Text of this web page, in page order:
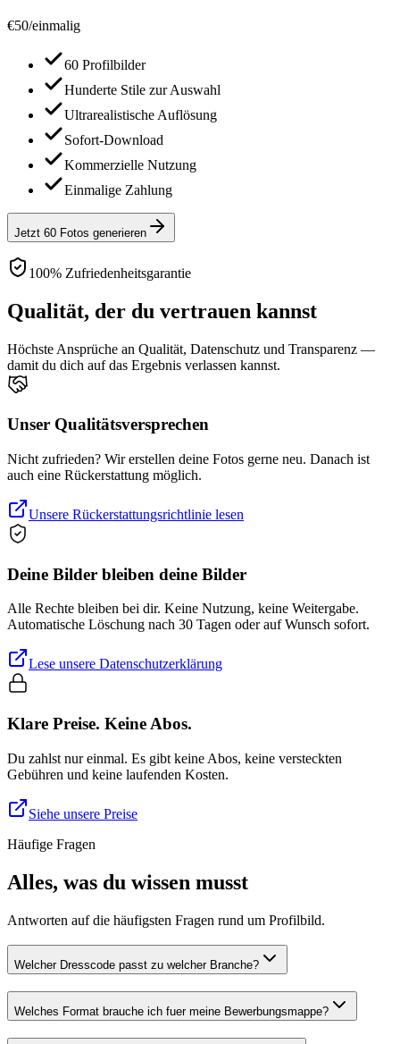
€50/einmalig
60 Profilbilder
Hunderte Stile zur Auswahl
Ultrarealistische Auflösung
Sofort-Download
Kommerzielle Nutzung
Einmalige Zahlung
Jetzt 60 Fotos generieren
100% Zufriedenheitsgarantie
Qualität, der du vertrauen kannst
Höchste Ansprüche an Qualität, Datenschutz und Transparenz —
damit du dich auf das Ergebnis verlassen kannst.
Unser Qualitätsversprechen
Nicht zufrieden? Wir erstellen deine Fotos gerne neu. Danach ist
auch eine Rückerstattung möglich.
Unsere Rückerstattungsrichtlinie lesen
Deine Bilder bleiben deine Bilder
Alle Rechte bleiben bei dir. Keine Nutzung, keine Weitergabe.
Automatische Löschung nach 30 Tagen oder auf Wunsch sofort.
Lese unsere Datenschutzerklärung
Klare Preise. Keine Abos.
Du zahlst nur einmal. Es gibt keine Abos, keine versteckten
Gebühren und keine laufenden Kosten.
Siehe unsere Preise
Häufige Fragen
Alles, was du wissen musst
Antworten auf die häufigsten Fragen rund um Profilbild.
Welcher Dresscode passt zu welcher Branche?
Welches Format brauche ich fuer meine Bewerbungsmappe?